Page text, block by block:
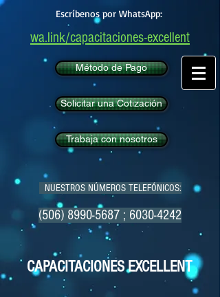
Escríbenos por WhatsApp:
wa.link/capacitaciones-excellent
Método de Pago
Solicitar una Cotización
Trabaja con nosotros
NUESTROS NÚMEROS TELEFÓNICOS:
(506) 8990-5687 ; 6030-4242
CAPACITACIONES EXCELLENT